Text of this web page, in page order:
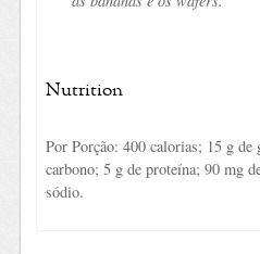
Nutrition
Por Porção: 400 calorias; 15 g
carbono; 5 g de proteína; 90 mg
sódio.